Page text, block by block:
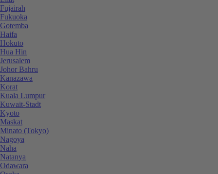
Fujairah
Fukuoka
Gotemba
Haifa
Hokuto
Hua Hin
Jerusalem
Johor Bahru
Kanazawa
Korat
Kuala Lumpur
Kuwait-Stadt
Kyoto
Maskat
Minato (Tokyo)
Nagoya
Naha
Natanya
Odawara